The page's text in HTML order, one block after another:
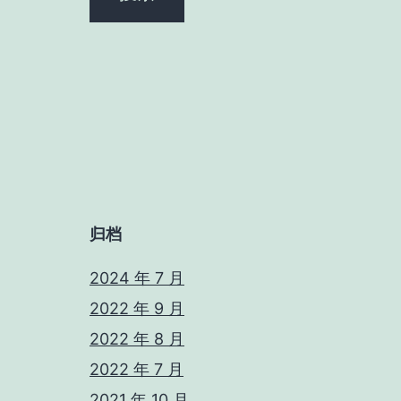
归档
2024 年 7 月
2022 年 9 月
2022 年 8 月
2022 年 7 月